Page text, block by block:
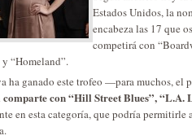
Estados Unidos, la
encabeza las 17 que
competirá con
“Homeland”.
ha ganado este trofeo —para muchos,
con “Hill Street Blues”, “L.A.
en esta categoría, que podría